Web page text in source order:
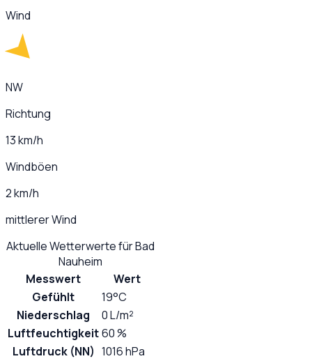
Wind
NW
Richtung
13 km/h
Windböen
2 km/h
mittlerer Wind
Aktuelle Wetterwerte fürBad
Nauheim
Messwert
Wert
Gefühlt
19°C
Niederschlag
0 L/m²
Luftfeuchtigkeit60 %
Luftdruck (NN) 1016 hPa